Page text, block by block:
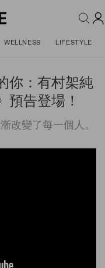
WELLNESS LIFESTYLE
你：有村架純
預告登場！
改變了每一個人。